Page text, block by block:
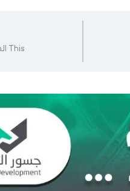
This المساق is currently closed